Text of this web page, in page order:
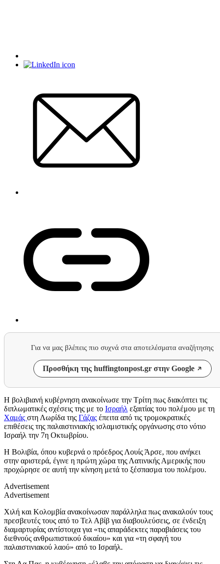
Για να μας βλέπεις πιο συχνά στα αποτελέσματα αναζήτησης
Προσθήκη της huffingtonpost.gr στην Google
Η βολιβιανή κυβέρνηση ανακοίνωσε την Τρίτη πως διακόπτει τις
διπλωματικές σχέσεις της με το Ισραήλ εξαιτίας του πολέμου με τη
Χαμάς στη Λωρίδα της Γάζας έπειτα από τις τρομοκρατικές
επιθέσεις της παλαιστινιακής ισλαμιστικής οργάνωσης στο νότιο
Ισραήλ την 7η Οκτωβρίου.
Η Βολιβία, όπου κυβερνά ο πρόεδρος Λουίς Άρσε, που ανήκει
στην αριστερά, έγινε η πρώτη χώρα της Λατινικής Αμερικής που
προχώρησε σε αυτή την κίνηση μετά το ξέσπασμα του πολέμου.
Advertisement
Advertisement
Χιλή και Κολομβία ανακοίνωσαν παράλληλα πως ανακαλούν τους
πρεσβευτές τους από το Τελ Αβίβ για διαβουλεύσεις, σε ένδειξη
διαμαρτυρίας αντίστοιχα για «τις απαράδεκτες παραβιάσεις του
διεθνούς ανθρωπιστικού δικαίου» και για «τη σφαγή του
παλαιστινιακού λαού» από το Ισραήλ.